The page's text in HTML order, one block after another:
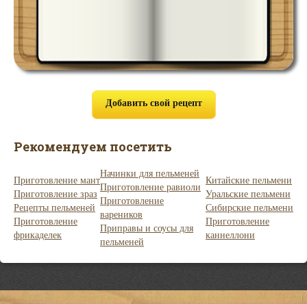
Добавить свой рецепт
Рекомендуем посетить
Приготовление мант
Приготовление зраз
Рецепты пельменей
Приготовление
фрикаделек
Начинки для пельменей
Приготовление равиоли
Приготовление
вареников
Приправы и соусы для
пельменей
Китайские пельмени
Уральские пельмени
Сибирские пельмени
Приготовление
каннеллони